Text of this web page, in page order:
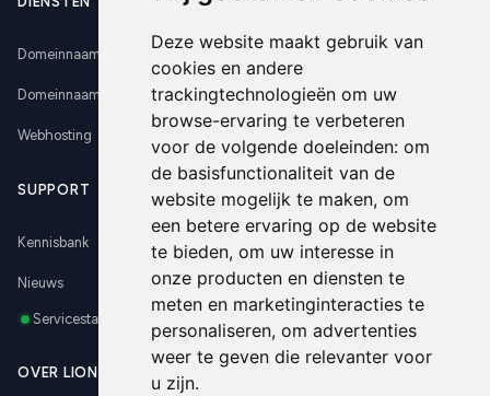
Deze website maakt gebruik van
cookies en andere
trackingtechnologieën om uw
browse-ervaring te verbeteren
voor de volgende doeleinden: om
de basisfunctionaliteit van de
website mogelijk te maken, om
een betere ervaring op de website
te bieden, om uw interesse in
onze producten en diensten te
meten en marketinginteracties te
personaliseren, om advertenties
weer te geven die relevanter voor
u zijn.
Domeinnaam registreren
Domeinnaam verhuizen
Webhosting
SUPPORT
Kennisbank
Nieuws
Servicestatus
OVER LIONSERVE